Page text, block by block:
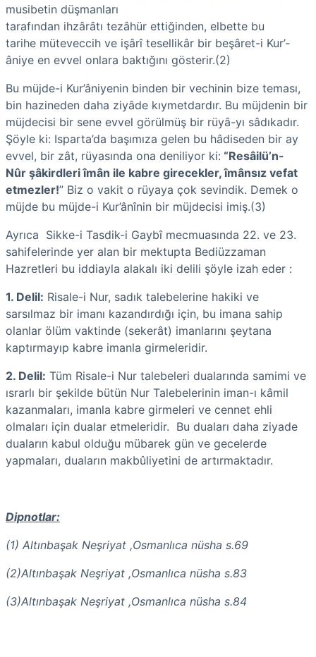
musibetin düşmanları
tarafından ihzârâtı tezâhür ettiğinden, elbette bu
tarihe müteveccih ve işârî tesellikâr bir beşâret-i Kur’­
âniye en evvel onlara baktığını gösterir.(2)
Bu müjde-i Kur’âniyenin binden bir vechinin bize teması,
bin hazineden daha ziyâde kıymetdardır. Bu müjdenin bir
müjdecisi bir sene evvel görülmüş bir rüyâ-yı sâdıkadır.
Şöyle ki: Isparta’da başımıza gelen bu hâdiseden bir ay
evvel, bir zât, rüyasında ona deniliyor ki: “Resâilü’n-
Nûr şâkirdleri îmân ile kabre girecekler, îmânsız vefat
etmezler!” Biz o vakit o rüyaya çok sevindik. Demek o
müjde bu müjde-i Kur’ânînin bir müjdecisi imiş.(3)
Ayrıca Sikke-i Tasdik-i Gaybî mecmuasında 22. ve 23.
sahifelerinde yer alan bir mektupta Bediüzzaman
Hazretleri bu iddiayla alakalı iki delili şöyle izah eder :
1. Delil: Risale-i Nur, sadık talebelerine hakiki ve
sarsılmaz bir imanı kazandırdığı için, bu imana sahip
olanlar ölüm vaktinde (sekerât) imanlarını şeytana
kaptırmayıp kabre imanla girmeleridir.
2. Delil: Tüm Risale-i Nur talebeleri dualarında samimi ve
ısrarlı bir şekilde bütün Nur Talebelerinin iman-ı kâmil
kazanmaları, imanla kabre girmeleri ve cennet ehli
olmaları için dualar etmeleridir. Bu duaları daha ziyade
duaların kabul olduğu mübarek gün ve gecelerde
yapmaları, duaların makbûliyetini de artırmaktadır.
Dipnotlar:
(1) Altınbaşak Neşriyat ,Osmanlıca nüsha s.69
(2)Altınbaşak Neşriyat ,Osmanlıca nüsha s.83
(3)Altınbaşak Neşriyat ,Osmanlıca nüsha s.84